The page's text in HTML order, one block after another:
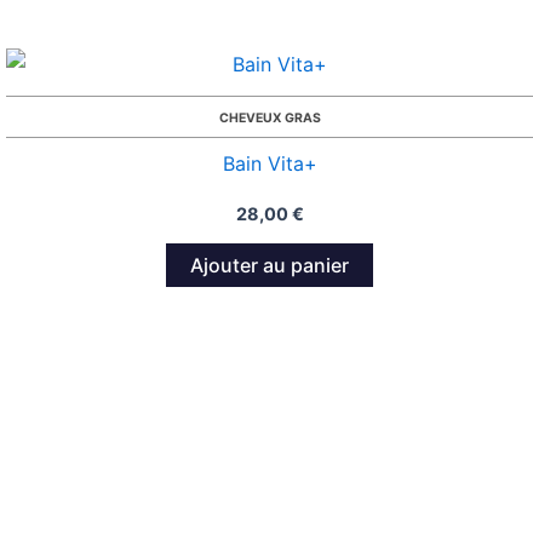
CHEVEUX GRAS
Bain Vita+
28,00€
Ajouter au panier